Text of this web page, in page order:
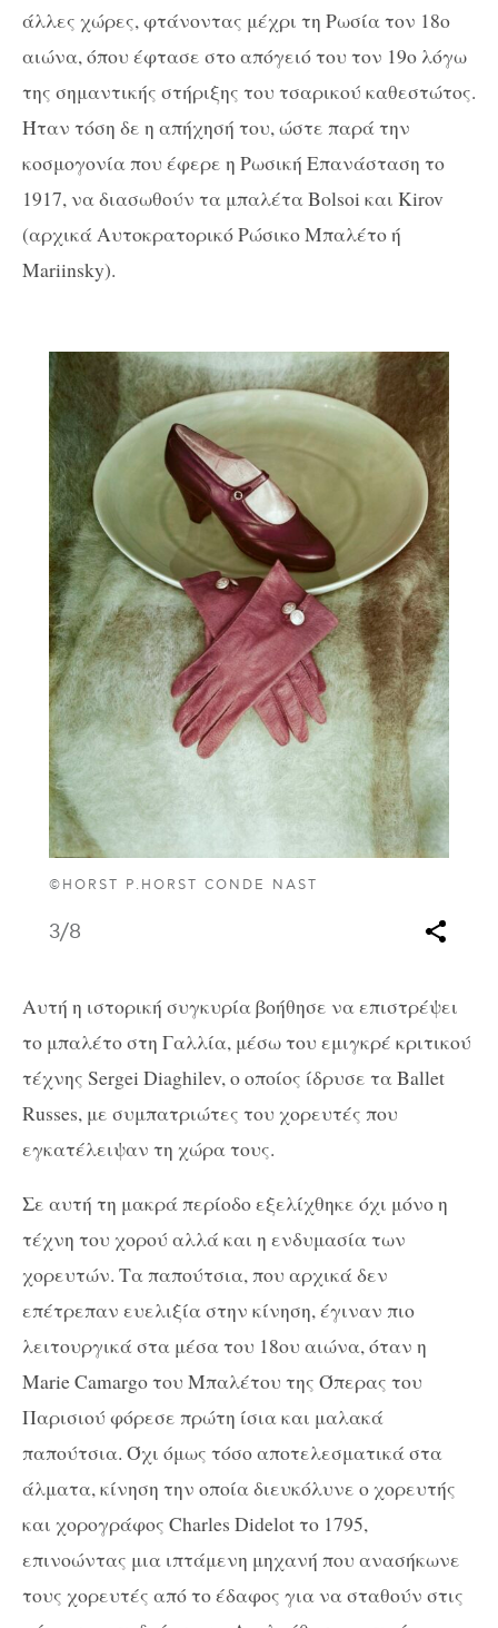
άλλες χώρες, φτάνοντας μέχρι τη Ρωσία τον 18ο
αιώνα, όπου έφτασε στο απόγειό του τον 19ο λόγω
της σημαντικής στήριξης του τσαρικού καθεστώτος.
Ήταν τόση δε η απήχησή του, ώστε παρά την
κοσμογονία που έφερε η Ρωσική Επανάσταση το
1917, να διασωθούν τα μπαλέτα Bolsoi και Kirov
(αρχικά Αυτοκρατορικό Ρώσικο Μπαλέτο ή
Mariinsky).
©HORST P.HORST CONDE NAST
3/8
Αυτή η ιστορική συγκυρία βοήθησε να επιστρέψει
το μπαλέτο στη Γαλλία, μέσω του εμιγκρέ κριτικού
τέχνης Sergei Diaghilev, ο οποίος ίδρυσε τα Ballet
Russes, με συμπατριώτες του χορευτές που
εγκατέλειψαν τη χώρα τους.
Σε αυτή τη μακρά περίοδο εξελίχθηκε όχι μόνο η
τέχνη του χορού αλλά και η ενδυμασία των
χορευτών. Τα παπούτσια, που αρχικά δεν
επέτρεπαν ευελιξία στην κίνηση, έγιναν πιο
λειτουργικά στα μέσα του 18ου αιώνα, όταν η
Marie Camargo του Μπαλέτου της Όπερας του
Παρισιού φόρεσε πρώτη ίσια και μαλακά
παπούτσια. Όχι όμως τόσο αποτελεσματικά στα
άλματα, κίνηση την οποία διευκόλυνε ο χορευτής
και χορογράφος Charles Didelot το 1795,
επινοώντας μια ιπτάμενη μηχανή που ανασήκωνε
τους χορευτές από το έδαφος για να σταθούν στις